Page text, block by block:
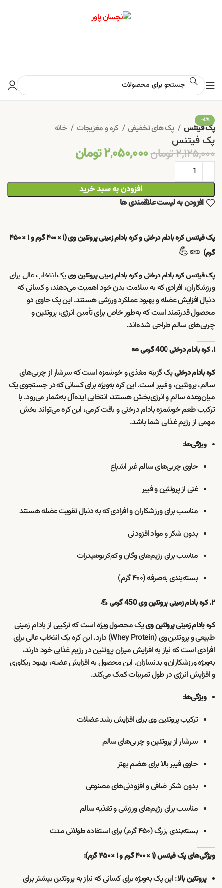
-4%
خانه کره و مغزیجات پک های تخفیفی پک فیتنس
پک فیتنس
۲,۱۲۵,۰۰۰تومان۲,۰۵۰,۰۰۰تومان
افزودن به سبد خرید
افزودن به لیست علاقمندی ها
پک فیتنس کره بادام درختی و کره بادام زمینی پروتئین وی (۱ × ۴۰۰ گرم و ۱ × ۴۵۰
گرم) 🥜💪
پک فیتنس کره بادام درختی و کره بادام زمینی پروتئین وییک انتخاب عالی برای
ورزشکاران، افرادی که به سلامت بدن خود اهمیت می‌دهند، و کسانی که
دنبال افزایش عضله و بهبود عملکرد ورزشی هستند. این پک حاوی دو
محصول قدرتمند است که به‌طور خاص برای تأمین انرژی، پروتئین و
چربی‌های سالم طراحی شده‌اند.
۱. کره بادام درختی 400 گرمی 🥜
کره بادام درختییک گزینه مغذی و خوشمزه است که سرشار از چربی‌های
سالم، پروتئین، و فیبر است. این کره به‌ویژه برای کسانی که در جستجوی یک
میان‌وعده سالم و انرژی‌بخش هستند، انتخابی ایده‌آل به‌شمار می‌رود. با
ترکیب طعم خوشمزه بادام درختی و بافت کرمی، این کره می‌تواند بخش
مهمی از رژیم غذایی شما باشد.
ویژگی‌ها:
حاوی چربی‌های سالم غیر اشباع
غنی از پروتئین و فیبر
مناسب برای ورزشکاران و افرادی که به دنبال تقویت عضله هستند
بدون شکر و مواد افزودنی
مناسب برای رژیم‌های وگان و کم‌کربوهیدرات
بسته‌بندی به‌صرفه (۴۰۰ گرم)
۲. کره بادام زمینی پروتئین وی 450 گرمی 💪
کره بادام زمینی پروتئین وییک محصول ویژه است که ترکیبی از بادام زمینی
طبیعی و پروتئین وی (Whey Protein) دارد. این کره یک انتخاب عالی برای
افرادی است که نیاز به افزایش میزان پروتئین در رژیم غذایی خود دارند،
به‌ویژه ورزشکاران و بدنسازان. این محصول به افزایش عضله، بهبود ریکاوری
و افزایش انرژی در طول تمرینات کمک می‌کند.
ویژگی‌ها:
ترکیب پروتئین وی برای افزایش رشد عضلات
سرشار از پروتئین و چربی‌های سالم
حاوی فیبر بالا برای هضم بهتر
بدون شکر اضافی و افزودنی‌های مصنوعی
مناسب برای رژیم‌های ورزشی و تغذیه سالم
بسته‌بندی بزرگ (۴۵۰ گرم) برای استفاده طولانی مدت
ویژگی‌های پک فیتنس (۱ × ۴۰۰ گرم و ۱ × ۴۵۰ گرم):
پروتئین بالا: این پک به‌ویژه برای کسانی که نیاز به پروتئین بیشتر برای